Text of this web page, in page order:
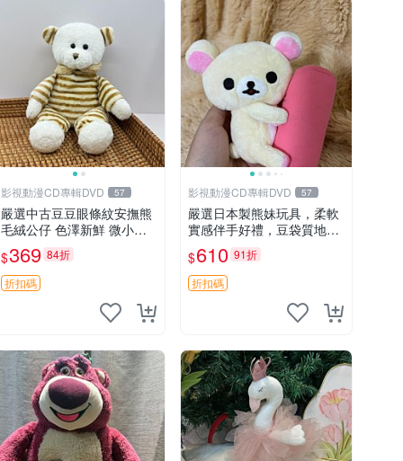
影視動漫CD專輯DVD 57
嚴選中古豆豆眼條紋安撫熊
毛絨公仔 色澤新鮮 微小瑕
疵可收藏 中古 安撫熊 條紋
公仔
$369 84折
折扣碼
影視動漫CD專輯DVD 57
嚴選日本製熊妹玩具，柔軟
實感伴手好禮，豆袋質地手
感佳，抱枕小熊 recom 推薦
白色豆袋 玩具
$610 91折
折扣碼